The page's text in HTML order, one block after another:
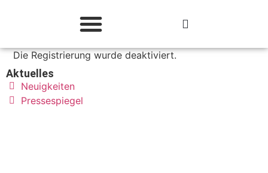
Die Registrierung wurde deaktiviert.
Aktuelles
Neuigkeiten
Pressespiegel